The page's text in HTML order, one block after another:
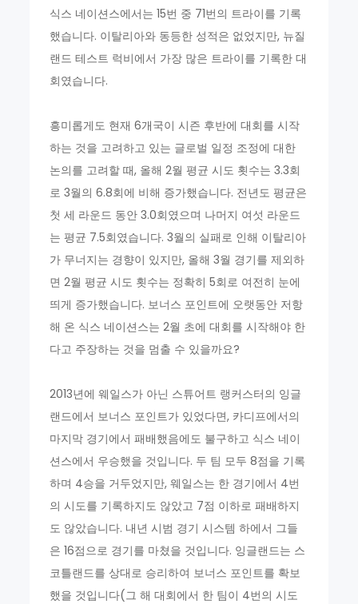
식스 네이션스에서는 15번 중 71번의 트라이를 기록
했습니다. 이탈리아와 동등한 성적은 없었지만, 뉴질
랜드 테스트 럭비에서 가장 많은 트라이를 기록한 대
회였습니다.
흥미롭게도 현재 6개국이 시즌 후반에 대회를 시작
하는 것을 고려하고 있는 글로벌 일정 조정에 대한
논의를 고려할 때, 올해 2월 평균 시도 횟수는 3.3회
로 3월의 6.8회에 비해 증가했습니다. 전년도 평균은
첫 세 라운드 동안 3.0회였으며 나머지 여섯 라운드
는 평균 7.5회였습니다. 3월의 실패로 인해 이탈리아
가 무너지는 경향이 있지만, 올해 3월 경기를 제외하
면 2월 평균 시도 횟수는 정확히 5회로 여전히 눈에
띄게 증가했습니다. 보너스 포인트에 오랫동안 저항
해 온 식스 네이션스는 2월 초에 대회를 시작해야 한
다고 주장하는 것을 멈출 수 있을까요?
2013년에 웨일스가 아닌 스튜어트 랭커스터의 잉글
랜드에서 보너스 포인트가 있었다면, 카디프에서의
마지막 경기에서 패배했음에도 불구하고 식스 네이
션스에서 우승했을 것입니다. 두 팀 모두 8점을 기록
하며 4승을 거두었지만, 웨일스는 한 경기에서 4번
의 시도를 기록하지도 않았고 7점 이하로 패배하지
도 않았습니다. 내년 시범 경기 시스템 하에서 그들
은 16점으로 경기를 마쳤을 것입니다. 잉글랜드는 스
코틀랜드를 상대로 승리하여 보너스 포인트를 확보
했을 것입니다(그 해 대회에서 한 팀이 4번의 시도